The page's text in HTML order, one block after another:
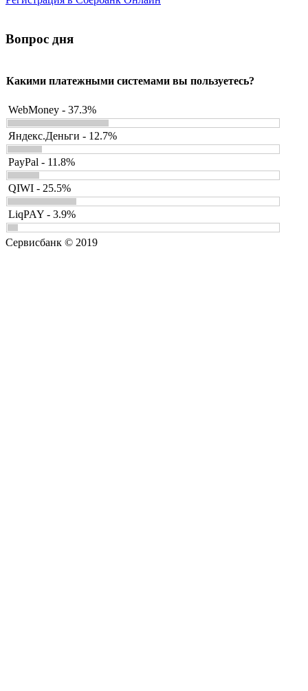
Вопрос дня
Какими платежными системами вы пользуетесь?
WebMoney - 37.3%
Яндекс.Деньги - 12.7%
PayPal - 11.8%
QIWI - 25.5%
LiqPAY - 3.9%
Сервисбанк © 2019